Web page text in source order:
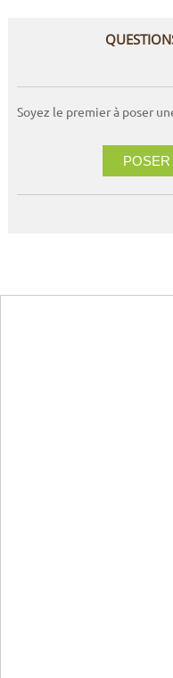
Soyez le premier à poser